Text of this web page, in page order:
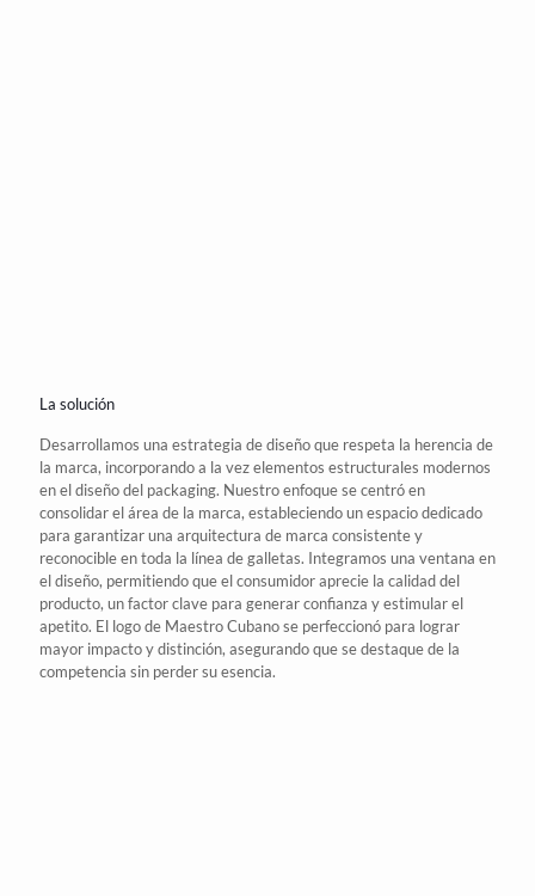
La solución
Desarrollamos una estrategia de diseño que respeta la herencia de
la marca, incorporando a la vez elementos estructurales modernos
en el diseño del packaging. Nuestro enfoque se centró en
consolidar el área de la marca, estableciendo un espacio dedicado
para garantizar una arquitectura de marca consistente y
reconocible en toda la línea degalletas. Integramos una ventana en
el diseño, permitiendo que el consumidor aprecie la calidad del
producto, un factor clave para generar confianza y estimular el
apetito. El logo de Maestro Cubano se perfeccionó para lograr
mayor impacto y distinción, asegurando que se destaque de la
competencia sin perder su esencia.